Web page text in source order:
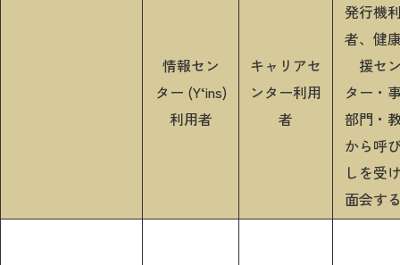
情報セン
ター (Y‘ins)
利用者
キャリアセ
ンター利用
者
発行機
者、健
援セ
ター・
部門・
から呼
しを受
面会す